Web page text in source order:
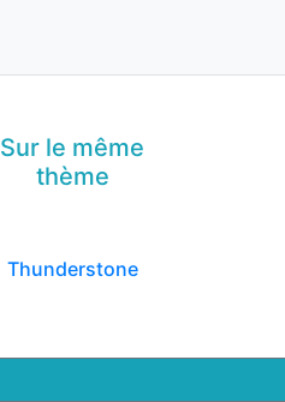
Sur le même
thème
Thunderstone